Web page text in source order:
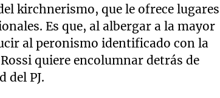
kirchnerismo, que le ofrece lugares
Es que, al albergar a la mayor
al peronismo identificado con la
quiere encolumnar detrás de
del PJ.